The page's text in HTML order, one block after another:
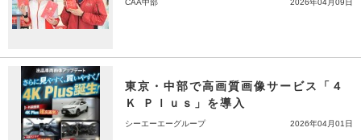
CAA中部 2026年04月09日
東京・中部で高画質画像サービス「４
Ｋ Ｐｌｕｓ」を導入
シーエーエーグループ 2026年04月01日